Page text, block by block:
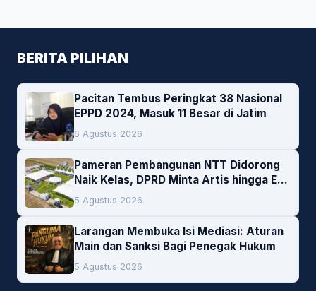
BERITA PILIHAN
Pacitan Tembus Peringkat 38 Nasional
EPPD 2024, Masuk 11 Besar di Jatim
6 Agustus 2026
Pameran Pembangunan NTT Didorong
Naik Kelas, DPRD Minta Artis hingga EO
Lokal Jadi Prioritas
5 Agustus 2026
Larangan Membuka Isi Mediasi: Aturan
Main dan Sanksi Bagi Penegak Hukum
5 Agustus 2026